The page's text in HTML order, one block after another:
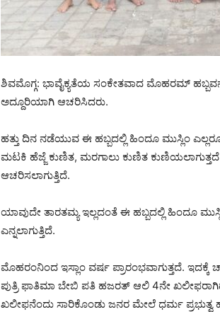
ಶಿವಮೊಗ್ಗ: ಭಾವೈಕ್ಯತೆಯ ಸಂಕೇತವಾದ ಮೊಹರಮ್
ಅದ್ದೂರಿಯಾಗಿ ಆಚರಿಸಿದರು.
ಹತ್ತು ದಿನ ನಡೆಯುವ ಈ ಹಬ್ಬದಲ್ಲಿ ಹಿಂದೂ ಮುಸ್ಲಿಂ
ಮಟಕಿ ಹೆಜ್ಜೆ ಕುಣಿತ, ಮರಗಾಲು ಕುಣಿತ
ಆಚರಿಸಲಾಗುತ್ತಿದೆ.
ಯಾವುದೇ ತಾರತಮ್ಯ ಇಲ್ಲದಂತೆ ಈ ಹಬ್ಬದಲ್ಲಿ ಹಿಂದೂ
ಎನ್ನಲಾಗುತ್ತಿದೆ.
ಮೊಹರಂನಿಂದ ಇಸ್ಲಾಂ ವರ್ಷ ಪ್ರಾರಂಭವಾಗುತ್ತದೆ.
ಪುತ್ರಿ ಫಾತಿಮಾ ಬೇಬಿ ಪತಿ ಹಜರತ್ ಆಲಿ 4ನೇ
ಖಲೀಫನೆಂದು ಸಾರಿಕೊಂಡು ಜನರ ಮೇಲೆ ಧರ್ಮ ಪ್ರಭುತ್ವ